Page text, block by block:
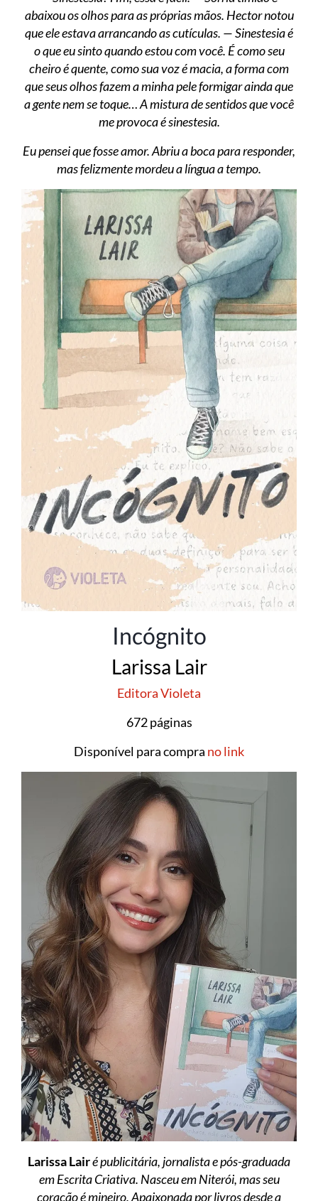
abaixou os olhos para as próprias mãos. Hector notou
que ele estava arrancando as cutículas. — Sinestesia é
o que eu sinto quando estou com você. É como seu
cheiro é quente, como sua voz é macia, a forma com
que seus olhos fazem a minha pele formigar ainda que
a gente nem se toque… A mistura de sentidos que você
me provoca é sinestesia.
Eu pensei que fosse amor. Abriu a boca para responder,
mas felizmente mordeu a língua a tempo.
Incógnito
Larissa Lair
Editora Violeta
672 páginas
Disponível para compra no link
Larissa Lairé publicitária, jornalista e pós-graduada
em Escrita Criativa. Nasceu em Niterói, mas seu
coração é mineiro. Apaixonada por livros desde a